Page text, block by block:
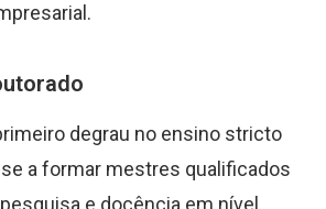
degrau no ensino stricto
a formar mestres qualificados
e docência em nível